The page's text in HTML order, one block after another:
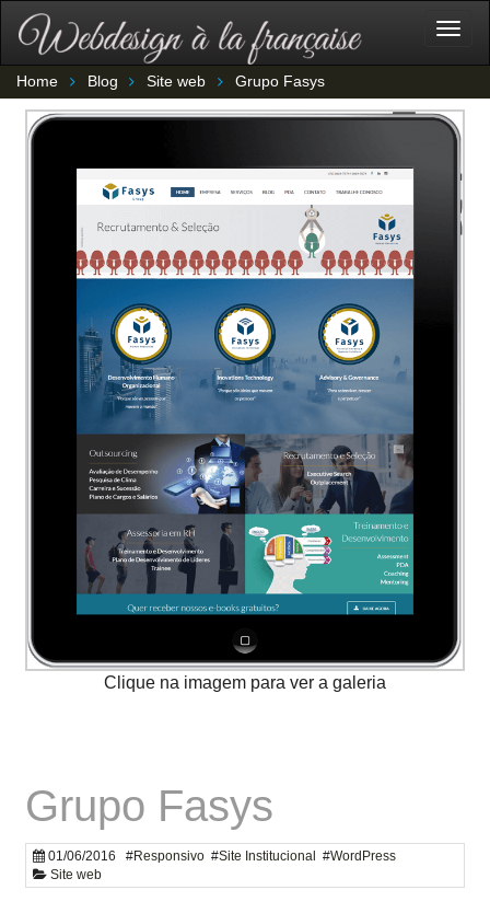
Home Blog Site web Grupo Fasys
Grupo Fasys
01/06/2016 #Responsivo #Site Institucional #WordPress
Site web